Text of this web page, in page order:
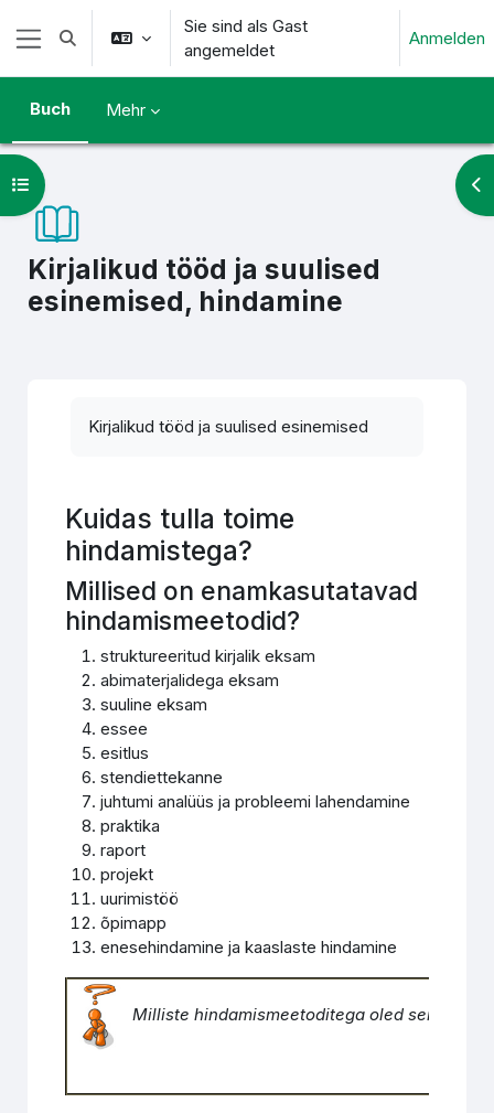
Zum Hauptinhalt
Website-Übersicht
Sucheingabe umschalten
Sie sind als Gast
angemeldet
Anmelden
Buch Mehr
Kirjalikud tööd ja suulised
esinemised, hindamine
Kursindex öffnen
Kirjalikud tööd ja suulised esinemised
Kuidas tulla toime
hindamistega?
Millised on enamkasutatavad
hindamismeetodid?
struktureeritud kirjalik eksam
abimaterjalidega eksam
suuline eksam
essee
esitlus
stendiettekanne
juhtumi analüüs ja probleemi lahendamine
praktika
raport
projekt
uurimistöö
õpimapp
enesehindamine ja kaaslaste hindamine
Milliste hindamismeetoditega oled seni